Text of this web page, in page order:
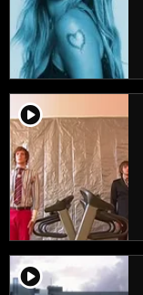
player2
player2